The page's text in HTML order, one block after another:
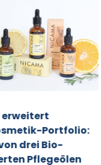
erweitert
Portfolio:
drei Bio-
Pflegeölen